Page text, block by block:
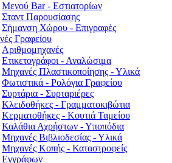
Μενού Bar - Εστιατορίων
Σταντ Παρουσίασης
Σήμανση Χώρου - Επιγραφές
Γραφείου
Αριθμομηχανές
Ετικετογράφοι - Αναλώσιμα
Μηχανές Πλαστικοποίησης - Υλικά
Φωτιστικά - Ρολόγια Γραφείου
Συρτάρια - Συρταριέρες
Κλειδοθήκες - Γραμματοκιβώτια
Κερματοθήκες - Κουτιά Ταμείου
Καλάθια Αχρήστων - Υποπόδια
Μηχανές Βιβλιοδεσίας - Υλικά
Μηχανές Κοπής - Καταστροφείς
Εγγράφων